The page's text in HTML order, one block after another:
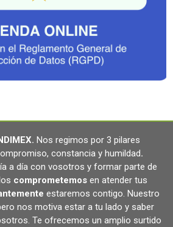
. Nos regimos por 3 pilares
constancia y humildad.
a día con vosotros y formar parte de
comprometemos en atender tus
estaremos contigo. Nuestro
nos motiva estar a tu lado y saber
Te ofrecemos un amplio surtido